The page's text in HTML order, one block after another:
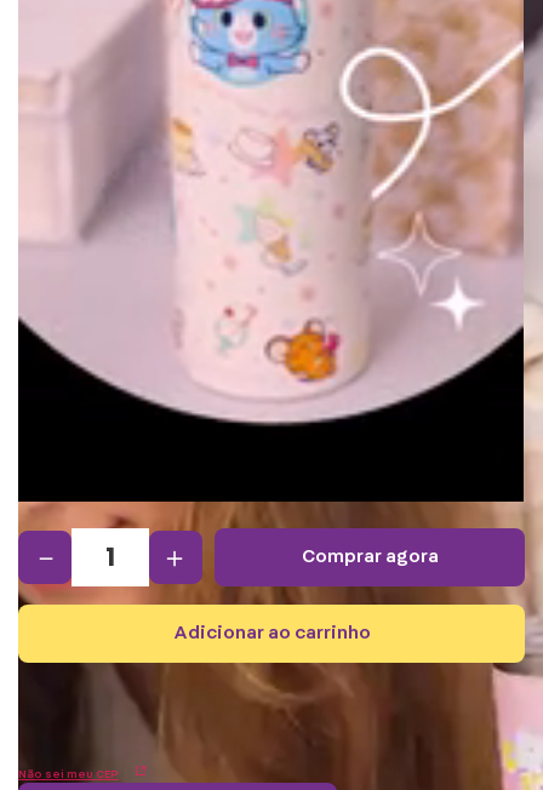
＋
－ comprar agora
adicionar ao carrinho
Não sei meu CEP